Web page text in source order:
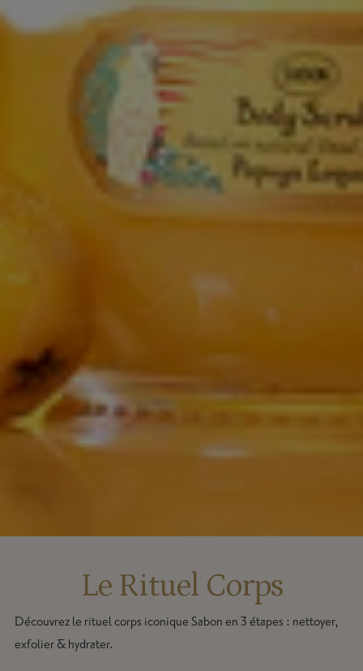
Le Rituel Corps
Découvrez le rituel corps iconique Sabon en 3 étapes : nettoyer,
exfolier & hydrater.